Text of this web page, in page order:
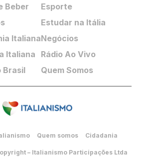
Beber
Italiana
Italiana
Brasil
Esporte
Estudar na Itália
Negócios
Rádio Ao Vivo
Quem Somos
Quem somos Cidadania
– Italianismo Participações Ltda